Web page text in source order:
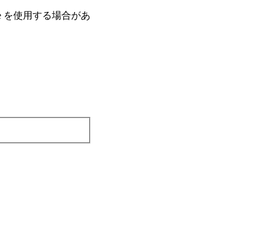
使⽤する場合があ